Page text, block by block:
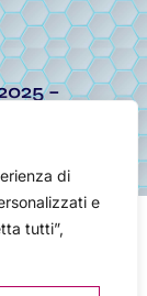
di
e
tutti”,
–